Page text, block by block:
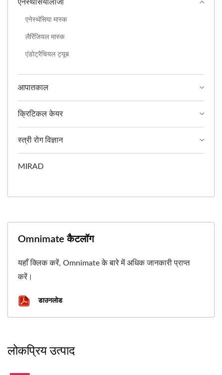
एनेस्थेसियोलॉजी
एनेस्थेसिया मास्क
लैरिंजियल मास्क
एंडोट्रैचियल ट्यूब
आपातकाल
क्रिटिकल केयर
स्त्री रोग विज्ञान
MIRAD
Omnimate कैटलॉग
यहाँ क्लिक करें, Omnimate के बारे में अधिक जानकारी प्राप्त
करें।
डाउनलोड
लोकप्रिय उत्पाद